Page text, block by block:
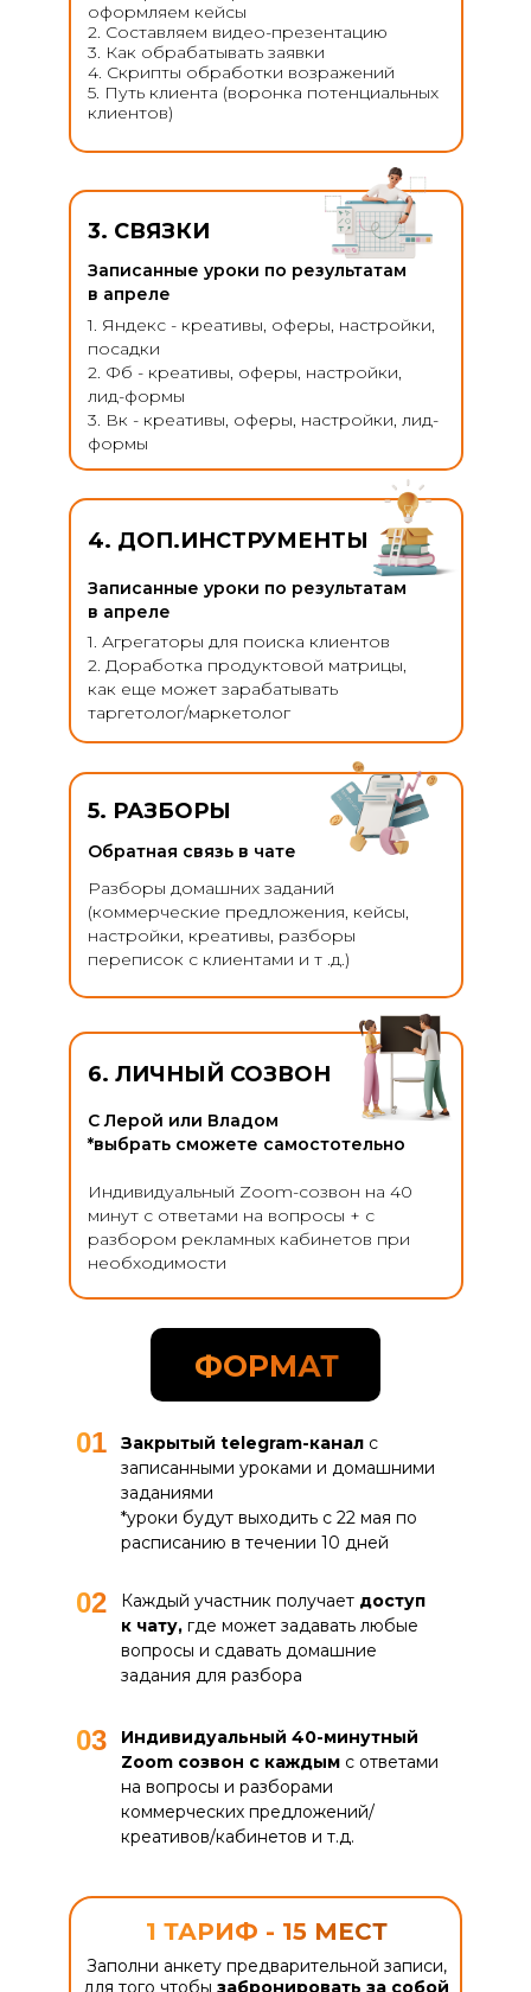
Отзывы
Портфолио
ОБСУДИТЬ ПРОЕКТ
оформляем кейсы
2. Составляем видео-презентацию
3. Как обрабатывать заявки
4. Скрипты обработки возражений
5. Путь клиента (воронка потенциальных
клиентов)
Записанные уроки по результатам
в апреле
3. СВЯЗКИ
1. Яндекс - креативы, оферы, настройки,
посадки
2. Фб - креативы, оферы, настройки,
лид-формы
3. Вк - креативы, оферы, настройки, лид-
формы
4. ДОП.ИНСТРУМЕНТЫ
1. Агрегаторы для поиска клиентов
2. Доработка продуктовой матрицы,
как еще может зарабатывать
таргетолог/маркетолог
Записанные уроки по результатам
в апреле
5. РАЗБОРЫ
Разборы домашних заданий
(коммерческие предложения, кейсы,
настройки, креативы, разборы
переписок с клиентами и т .д.)
Обратная связь в чате
6. ЛИЧНЫЙ СОЗВОН
Индивидуальный Zoom-созвон на 40
минут с ответами на вопросы + с
разбором рекламных кабинетов при
необходимости
С Лерой или Владом
*выбрать сможете самостотельно
01 Закрытый telegram-канал с
записанными уроками и домашними
заданиями
*уроки будут выходить с 22 мая по
расписанию в течении 10 дней
ФОРМАТ
Каждый участник получает доступ
к чату, где может задавать любые
вопросы и сдавать домашние
задания для разбора
Индивидуальный 40-минутный
Zoom созвон с каждым с ответами
на вопросы и разборами
коммерческих предложений/
креативов/кабинетов и т.д.
02
03
Заполни анкету предварительной записи,
для того чтобы забронировать за собой
1 ТАРИФ - 15 МЕСТ
КОНТАКТЫ
+7 999 699 70 69
Пн-Пт: с 10.00 до 19.00
Согласие на обработку персональных данных
Все права защищены © 2025
ИП Шмидт Валерия Константиновна
ИНН: 363103307469
ОГРНИП: 321366800019712
schmidt_16121996@mail.ru
Разработка и продвижение :ls-marketing.ru